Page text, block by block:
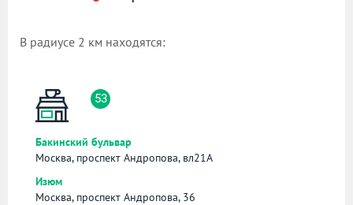
В радиусе 2 км находятся:
53
Бакинский бульвар
Москва, проспект Андропова, вл21А
Изюм
Москва, проспект Андропова, 36